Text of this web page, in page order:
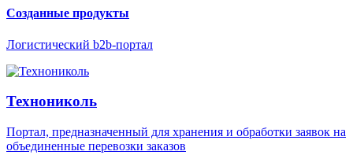
Созданные продукты
Логистический b2b-портал
Технониколь
Портал, предназначенный для хранения и обработки заявок на
объединенные перевозки заказов